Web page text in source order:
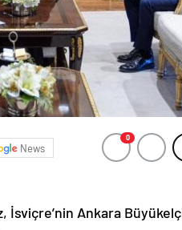
News
0
İsviçre’nin Ankara